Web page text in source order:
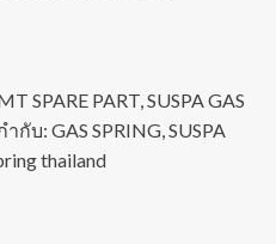
SPARE PART,SUSPA GAS
ำกับ: GAS SPRING,SUSPA
thailand